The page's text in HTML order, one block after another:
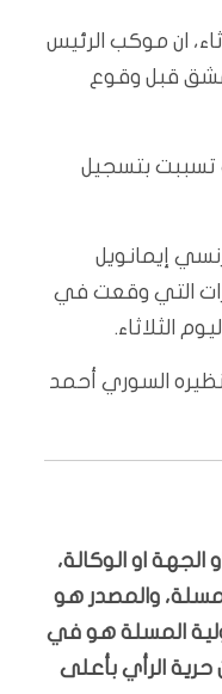
ان موكب الرئيس
قبل وقوع
تسببت بتسجيل
إيمانويل
التي وقعت في
الثلاثاء.
السوري أحمد
او الوكالة،
والمصدر هو
المسلة هو في
حرية الرأي بأعلى